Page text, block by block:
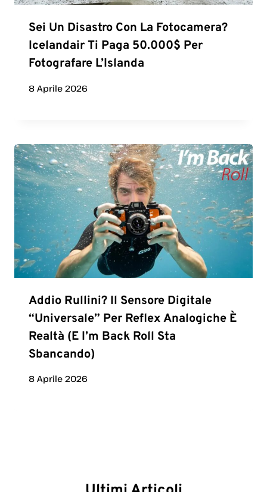
Sei Un Disastro Con La Fotocamera?
Icelandair Ti Paga 50.000$ Per
Fotografare L’Islanda
8 Aprile 2026
Addio Rullini? Il Sensore Digitale
“universale” Per Reflex Analogiche È
Realtà (e I’m Back Roll Sta
Sbancando)
8 Aprile 2026